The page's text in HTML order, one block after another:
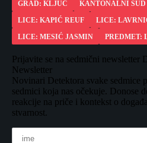
GRAD: KLJUČ
KANTONALNI
LICE: KAPIĆ REUF
LICE:
LICE: MESIĆ JASMIN
PREDMET:
Prijavite se na sedmični newsletter
Newsletter
Novinari Detektora svake sedmice
sedmici koja nas očekuje. Donose
reakcije na priče i kontekst o
stvarnost.